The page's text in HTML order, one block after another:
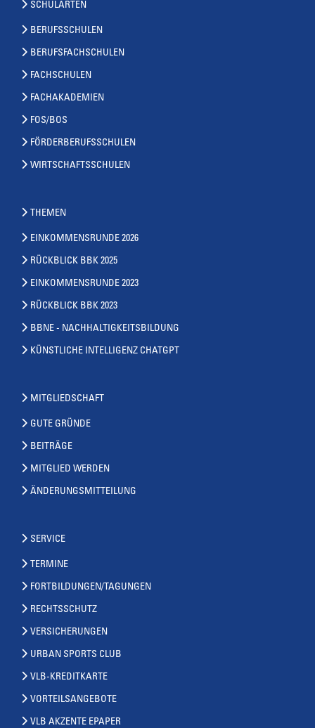
SCHULARTEN
BERUFSSCHULEN
BERUFSFACHSCHULEN
FACHSCHULEN
FACHAKADEMIEN
FOS/BOS
FÖRDERBERUFSSCHULEN
WIRTSCHAFTSSCHULEN
THEMEN
EINKOMMENSRUNDE 2026
RÜCKBLICK BBK 2025
EINKOMMENSRUNDE 2023
RÜCKBLICK BBK 2023
BBNE - NACHHALTIGKEITSBILDUNG
KÜNSTLICHE INTELLIGENZ CHATGPT
MITGLIEDSCHAFT
GUTE GRÜNDE
BEITRÄGE
MITGLIED WERDEN
ÄNDERUNGSMITTEILUNG
SERVICE
TERMINE
FORTBILDUNGEN/TAGUNGEN
RECHTSSCHUTZ
VERSICHERUNGEN
URBAN SPORTS CLUB
VLB-KREDITKARTE
VORTEILSANGEBOTE
VLB AKZENTE EPAPER